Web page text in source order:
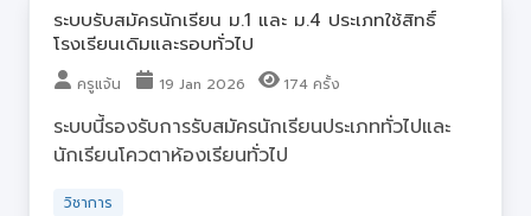
ระบบรับสมัครนักเรียน ม.1 และ ม.4 ประเภทใช้สิทธิ์
โรงเรียนเดิมและรอบทั่วไป
ครูแจ้น 19 Jan 2026 174 ครั้ง
ระบบนี้รองรับการรับสมัครนักเรียนประเภททั่วไปและ
นักเรียนโควตาห้องเรียนทั่วไป
วิชาการ